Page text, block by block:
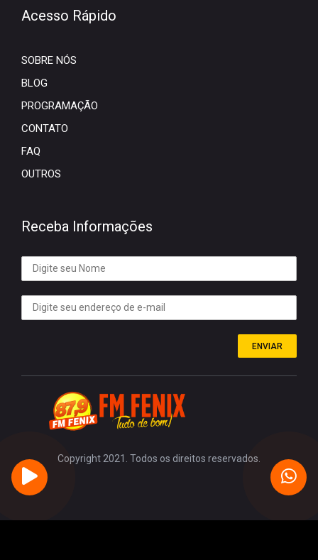
Acesso Rápido
SOBRE NÓS
BLOG
PROGRAMAÇÃO
CONTATO
FAQ
OUTROS
Receba Informações
ENVIAR
Copyright 2021. Todos os direitos reservados.